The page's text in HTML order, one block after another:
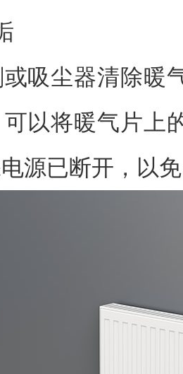
吸尘器清除暖
以将暖气片上
源已断开，以